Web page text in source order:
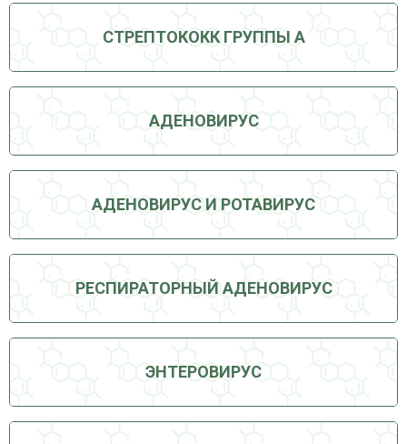
СТРЕПТОКОКК ГРУППЫ А
АДЕНОВИРУС
АДЕНОВИРУС И РОТАВИРУС
РЕСПИРАТОРНЫЙ АДЕНОВИРУС
ЭНТЕРОВИРУС